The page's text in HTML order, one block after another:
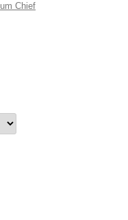
Chief